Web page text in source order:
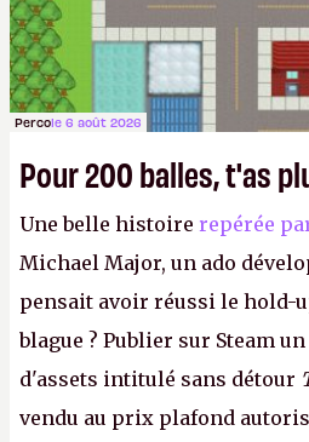
Percole 6 août 2026
Pour 200 balles, t'as
Une belle histoire repérée
Michael Major, un ado
pensait avoir réussi le hold-
blague ? Publier sur Steam
d'assets intitulé sans détour
vendu au prix plafond